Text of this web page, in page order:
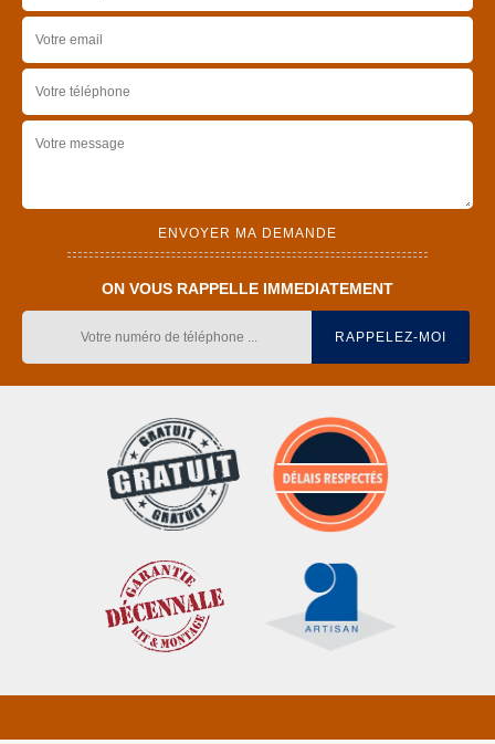
ON VOUS RAPPELLE IMMEDIATEMENT